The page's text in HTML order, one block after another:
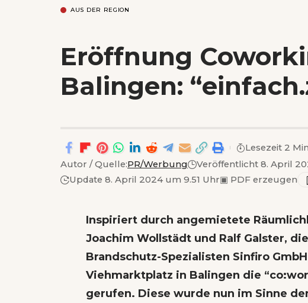
AUS DER REGION
Eröffnung
Balingen:
Autor / Quelle:PR/Werbung
Veröffentlicht 8. April
Update 8. April 2024 um 9.51 Uhr▣ PDF erzeugen
Lesezeit 2
Inspiriert durch angemietete
Joachim Wollstädt und Ralf Galster,
Brandschutz-Spezialisten Sinfiro
Viehmarktplatz in Balingen die
gerufen. Diese wurde nun im Sinne